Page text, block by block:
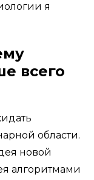
я
всего
области.
новой
алгоритмами